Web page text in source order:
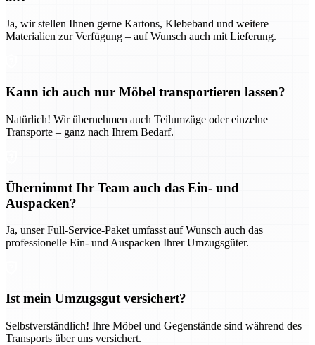
Ja, wir stellen Ihnen gerne Kartons, Klebeband und weitere
Materialien zur Verfügung – auf Wunsch auch mit Lieferung.
Kann ich auch nur Möbel transportieren lassen?
Natürlich! Wir übernehmen auch Teilumzüge oder einzelne
Transporte – ganz nach Ihrem Bedarf.
Übernimmt Ihr Team auch das Ein- und
Auspacken?
Ja, unser Full-Service-Paket umfasst auf Wunsch auch das
professionelle Ein- und Auspacken Ihrer Umzugsgüter.
Ist mein Umzugsgut versichert?
Selbstverständlich! Ihre Möbel und Gegenstände sind während des
Transports über uns versichert.